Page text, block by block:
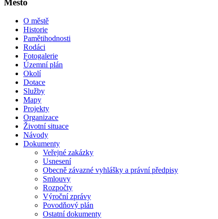
O městě
Historie
Pamětihodnosti
Rodáci
Fotogalerie
Územní plán
Okolí
Dotace
Služby
Mapy
Projekty
Organizace
Životní situace
Návody
Dokumenty
Veřejné zakázky
Usnesení
Obecně závazné vyhlášky a právní předpisy
Smlouvy
Rozpočty
Výroční zprávy
Povodňový plán
Ostatní dokumenty